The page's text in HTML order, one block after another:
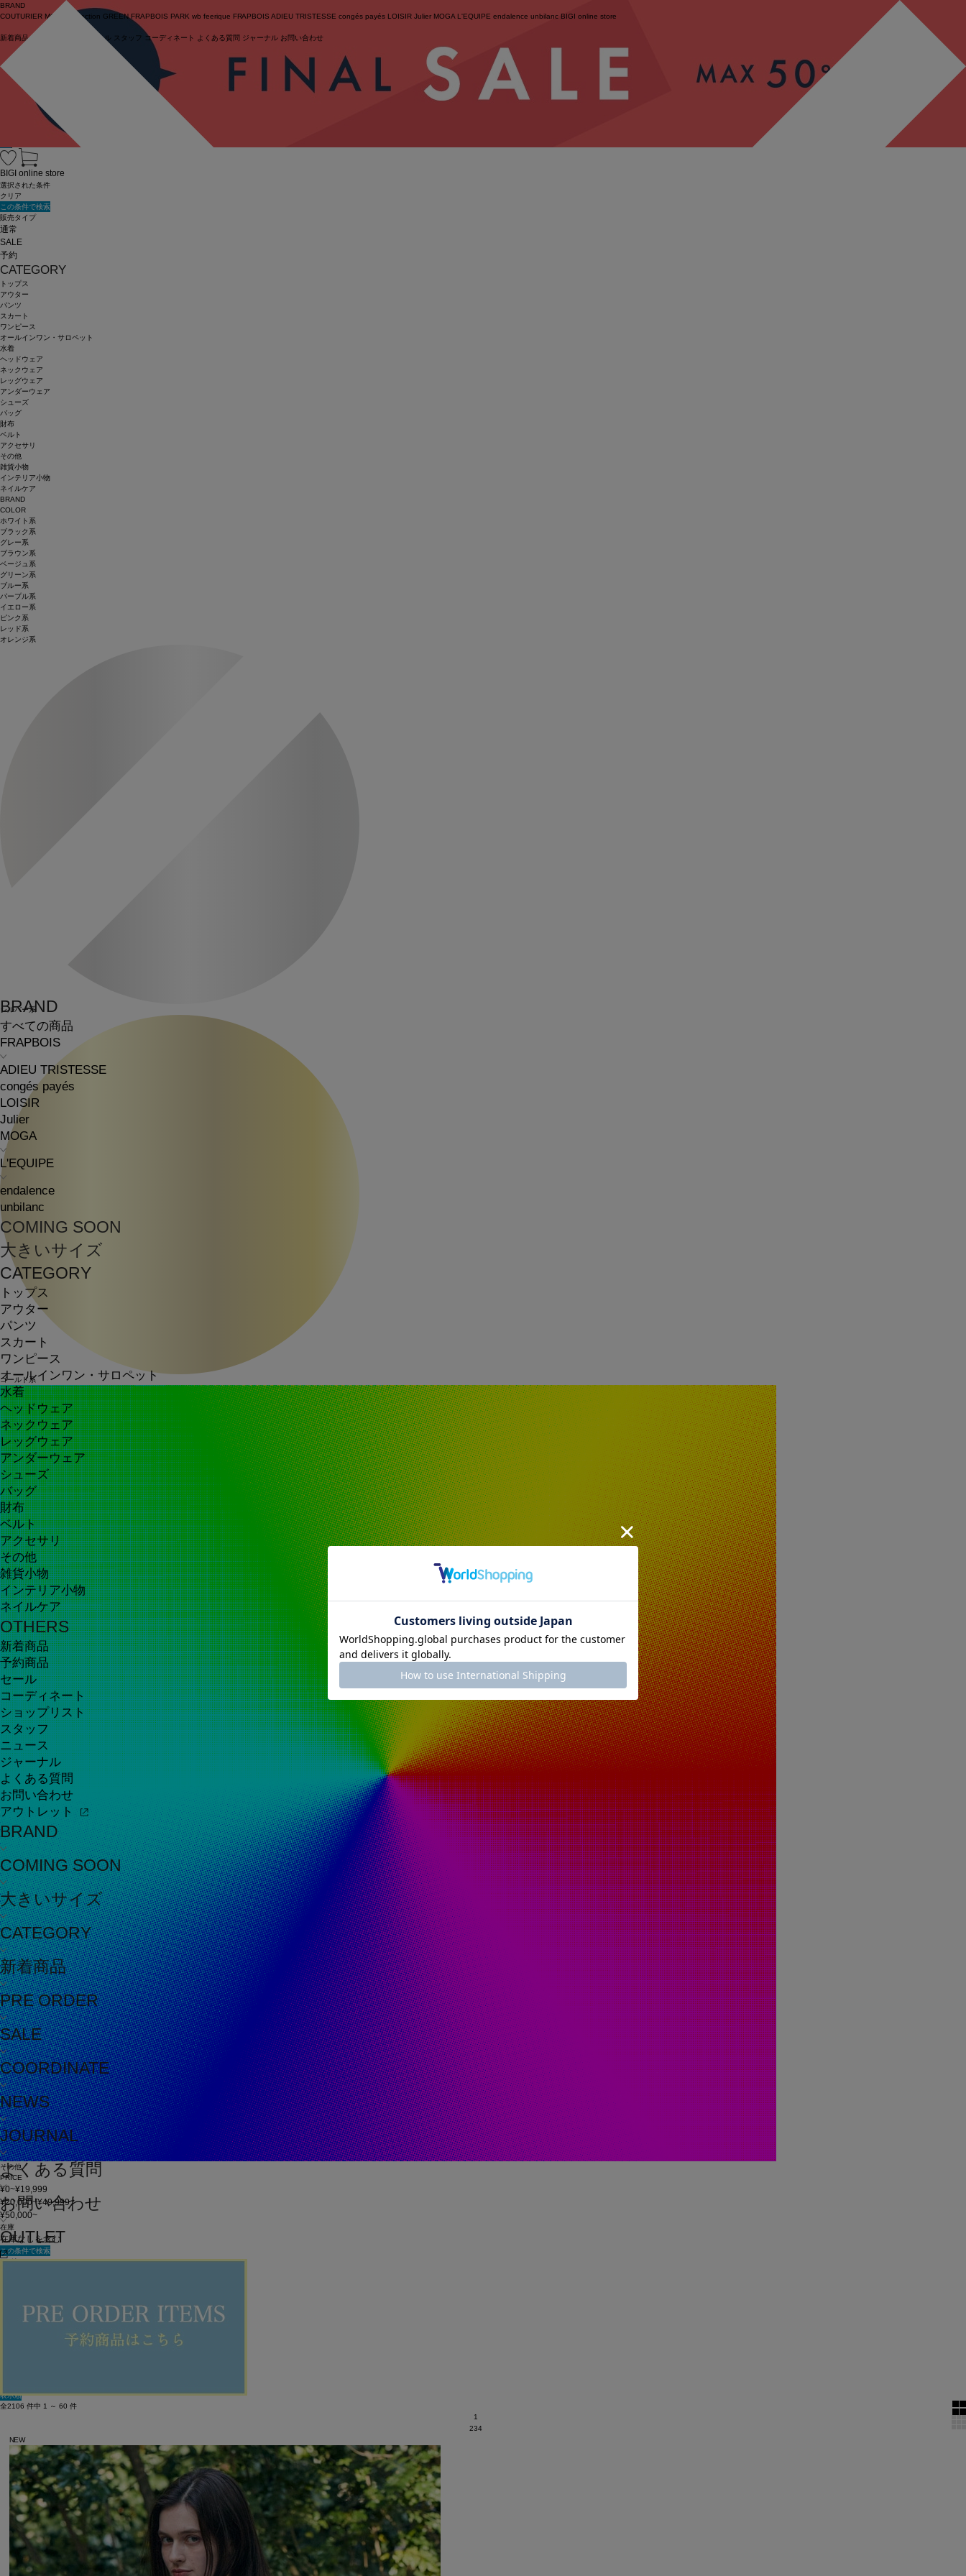
BRAND
COUTURIER MOGA Collection GREEN FRAPBOIS PARK wb feerique FRAPBOIS ADIEU TRISTESSE congés payés LOISIR Julier MOGA L'EQUIPE endalence unbilanc BIGI online store
新着商品 (ライブ) セール スタッフ コーディネート よくある質問 ジャーナル お問い合わせ
BRAND
すべての商品
FRAPBOIS
ADIEU TRISTESSE
congés payés
LOISIR
Julier
MOGA
L'EQUIPE
endalence
unbilanc
COMING SOON
大きいサイズ
CATEGORY
トップス
アウター
パンツ
スカート
ワンピース
オールインワン・サロペット
水着
ヘッドウェア
ネックウェア
レッグウェア
アンダーウェア
シューズ
バッグ
財布
ベルト
アクセサリ
その他
雑貨小物
インテリア小物
ネイルケア
OTHERS
新着商品
予約商品
セール
コーディネート
ショップリスト
スタッフ
ニュース
ジャーナル
よくある質問
お問い合わせ
アウトレット
BRAND
COMING SOON
大きいサイズ
CATEGORY
新着商品
PRE ORDER
SALE
COORDINATE
NEWS
JOURNAL
よくある質問
お問い合わせ
OUTLET
BIGI online store
選択された条件
クリア
この条件で検索
販売タイプ
通常
SALE
予約
CATEGORY
トップス
アウター
パンツ
スカート
ワンピース
オールインワン・サロペット
水着
ヘッドウェア
ネックウェア
レッグウェア
アンダーウェア
シューズ
バッグ
財布
ベルト
アクセサリ
その他
雑貨小物
インテリア小物
ネイルケア
BRAND
COLOR
ホワイト系
ブラック系
グレー系
ブラウン系
ベージュ系
グリーン系
ブルー系
パープル系
イエロー系
ピンク系
レッド系
オレンジ系
シルバー系
ゴールド系
その他
PRICE
¥0~¥19,999
¥20,000~¥49,999
¥50,000~
在庫
在庫なしを含む
この条件で検索
60件
単色表示
表示順
全2106 件中 1 ～ 60 件
1
234
NEW